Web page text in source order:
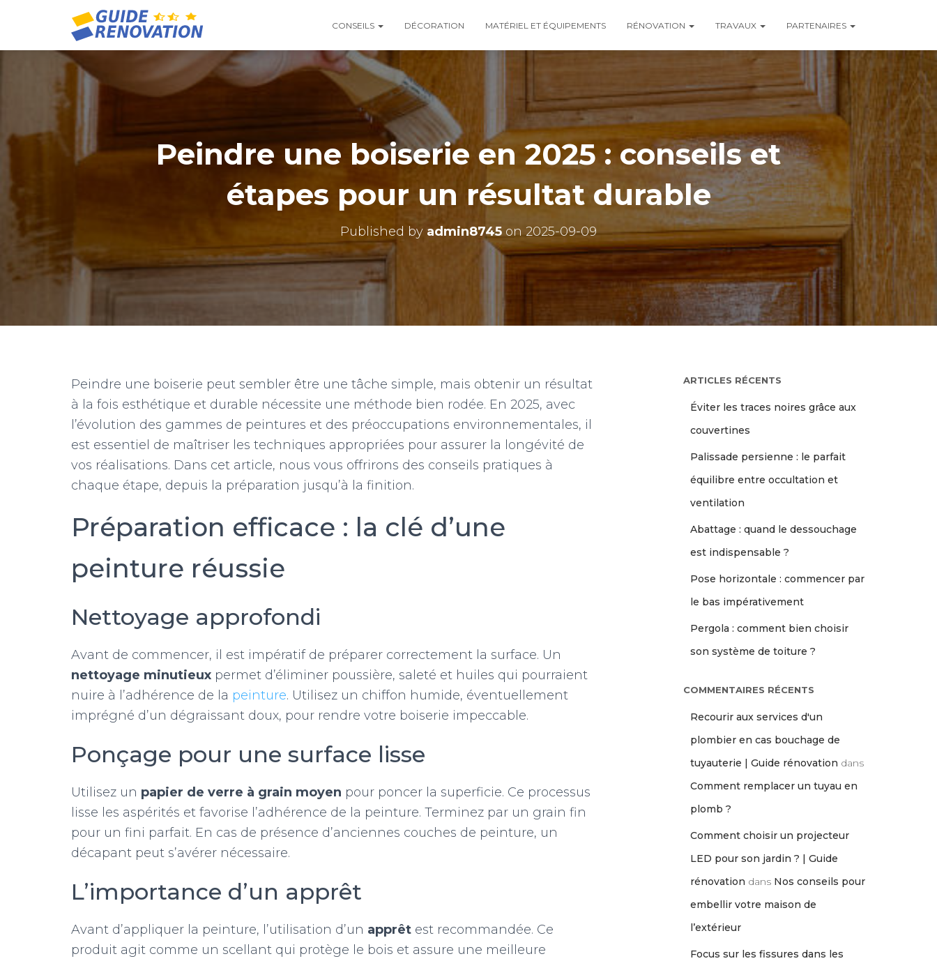
CONSEILS DÉCORATION MATÉRIEL ET ÉQUIPEMENTS RÉNOVATION TRAVAUX PARTENAIRES
Peindre une boiserie en 2025 : conseils et
étapes pour un résultat durable
Published by admin8745 on2025-09-09
Peindre une boiserie peut sembler être une tâche simple, mais obtenir un résultat
à la fois esthétique et durable nécessite une méthode bien rodée. En 2025, avec
l’évolution des gammes de peintures et des préoccupations environnementales, il
est essentiel de maîtriser les techniques appropriées pour assurer la longévité de
vos réalisations. Dans cet article, nous vous offrirons des conseils pratiques à
chaque étape, depuis la préparation jusqu’à la finition.
Préparation efficace : la clé d’une
peinture réussie
Nettoyage approfondi
Avant de commencer, il est impératif de préparer correctement la surface. Un
nettoyage minutieux permet d’éliminer poussière, saleté et huiles qui pourraient
nuire à l’adhérence de la peinture. Utilisez un chiffon humide, éventuellement
imprégné d’un dégraissant doux, pour rendre votre boiserie impeccable.
Ponçage pour une surface lisse
Utilisez un papier de verre à grain moyen pour poncer la superficie. Ce processus
lisse les aspérités et favorise l’adhérence de la peinture. Terminez par un grain fin
pour un fini parfait. En cas de présence d’anciennes couches de peinture, un
décapant peut s’avérer nécessaire.
L’importance d’un apprêt
Avant d’appliquer la peinture, l’utilisation d’un apprêt est recommandée. Ce
produit agit comme un scellant qui protège le bois et assure une meilleure
ARTICLES RÉCENTS
Éviter les traces noires grâce aux
couvertines
Palissade persienne : le parfait
équilibre entre occultation et
ventilation
Abattage : quand le dessouchage
est indispensable ?
Pose horizontale : commencer par
le bas impérativement
Pergola : comment bien choisir
son système de toiture ?
COMMENTAIRES RÉCENTS
Recourir aux services d'un
plombier en cas bouchage de
tuyauterie | Guide rénovation dans
Comment remplacer un tuyau en
plomb ?
Comment choisir un projecteur
LED pour son jardin ? | Guide
rénovation dans Nos conseils pour
embellir votre maison de
l’extérieur
Focus sur les fissures dans les